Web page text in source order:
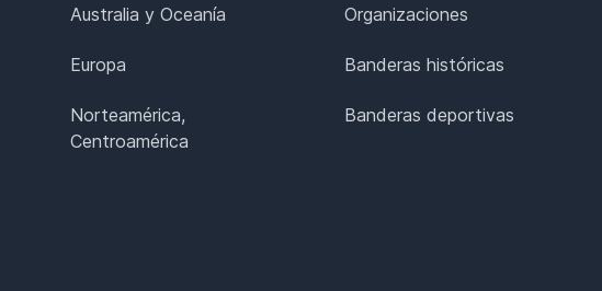
Australia y Oceanía
Europa
Norteamérica,
Centroamérica
Organizaciones
Banderas históricas
Banderas deportivas